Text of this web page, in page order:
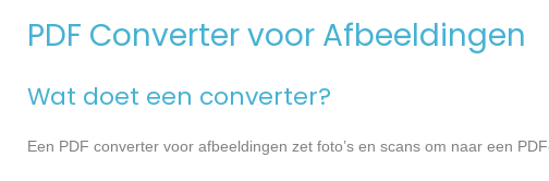
PDF Converter voor Afbeeldingen
Wat doet een converter?
Een PDF converter voor afbeeldingen zet foto’s en scans om naar een